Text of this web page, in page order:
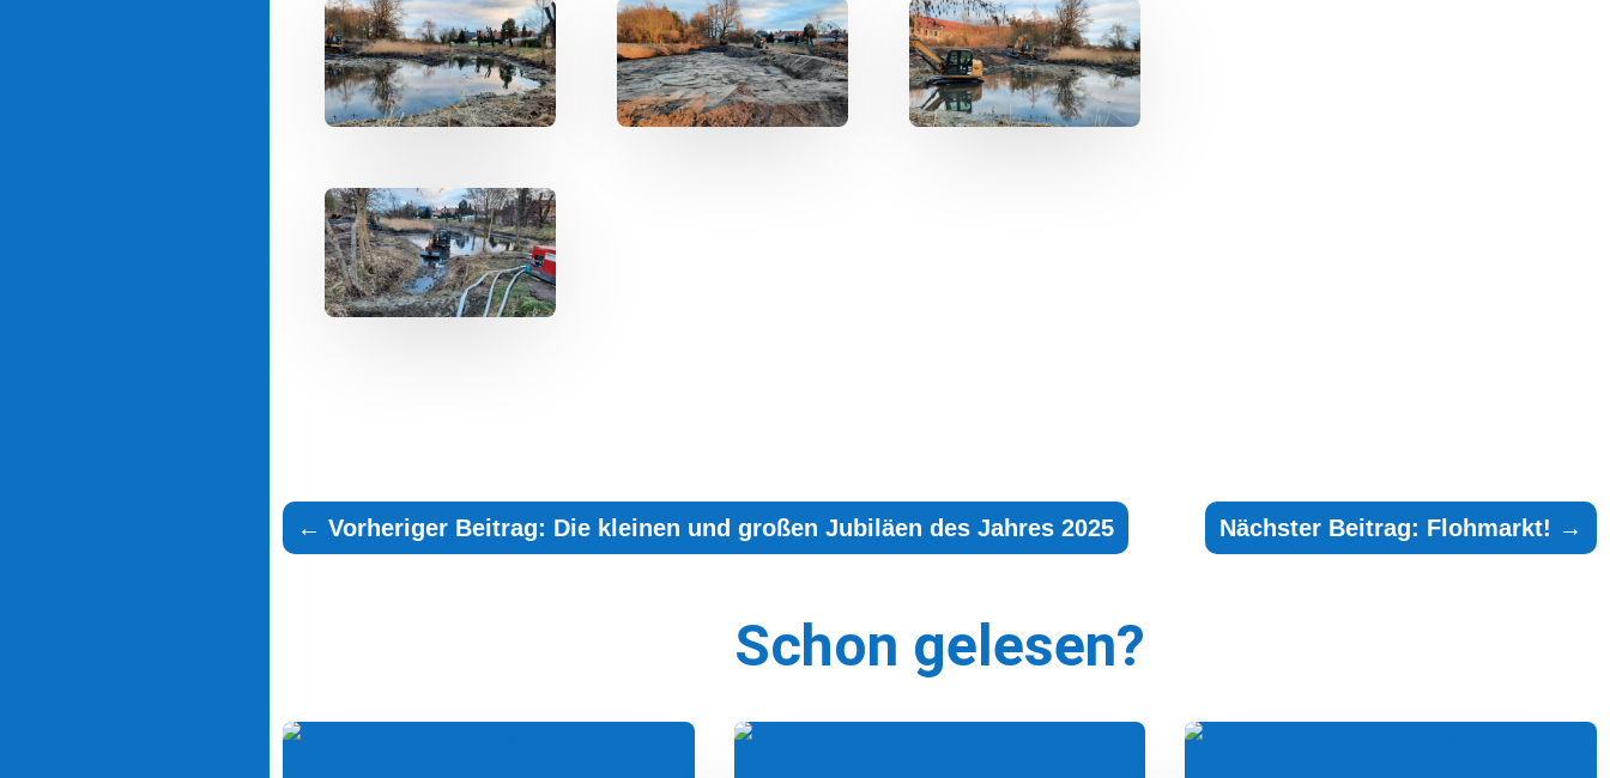
←Vorheriger Beitrag: Die kleinen und großen Jubiläen des Jahres 2025 Nächster Beitrag: Flohmarkt! →
Schon gelesen?